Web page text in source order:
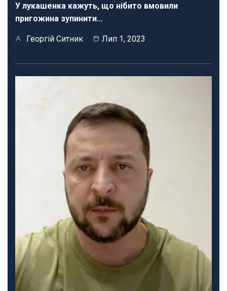
У лукашенка кажуть, що нібито вмовили
пригожина зупинити…
Георгій Ситник Лип 1, 2023